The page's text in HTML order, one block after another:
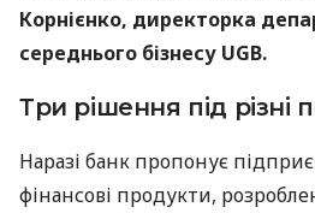
Корнієнко, директорка
середнього бізнесу UGB.
Три рішення під різні
Наразі банк пропонує
фінансові продукти,